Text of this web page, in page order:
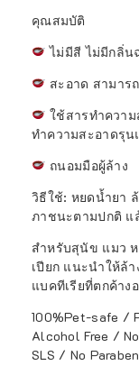
คุณสมบัติ
ไม่มีสี ไม่มีกลิ่น
สะอาด สามาร
ใช้สารทำควา
ทำความสะอาดรุน
ถนอมมือผู้ล้าง
วิธีใช้: หยดน้ำยา
ภาชนะตามปกติ แ
สำหรับสุนัข แมว
เปียก แนะนำให้ล้
แบคทีเรียที่ตกค้าง
100%Pet-safe /
Alcohol Free /
SLS / No